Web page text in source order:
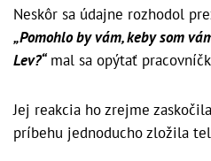
Neskôr sa údajne rozhodol
„Pomohlo by vám, keby som
Lev?“mal sa opýtať
Jej reakcia ho zrejme
príbehu jednoducho zložila